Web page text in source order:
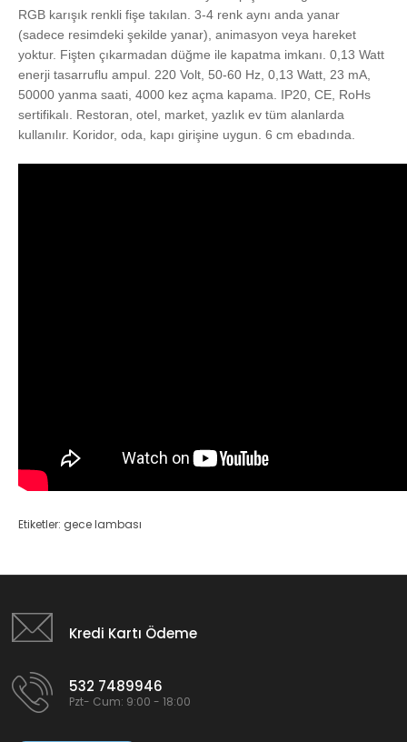
RGB karışık renkli fişe takılan. 3-4 renk aynı anda yanar
(sadece resimdeki şekilde yanar), animasyon veya hareket
yoktur. Fişten çıkarmadan düğme ile kapatma imkanı. 0,13 Watt
enerji tasarruflu ampul. 220 Volt, 50-60 Hz, 0,13 Watt, 23 mA,
50000 yanma saati, 4000 kez açma kapama. IP20, CE, RoHs
sertifikalı. Restoran, otel, market, yazlık ev tüm alanlarda
kullanılır. Koridor, oda, kapı girişine uygun. 6 cm ebadında.
Etiketler: gece lambası
Kredi Kartı Ödeme
532 7489946
Pzt- Cum: 9:00 - 18:00